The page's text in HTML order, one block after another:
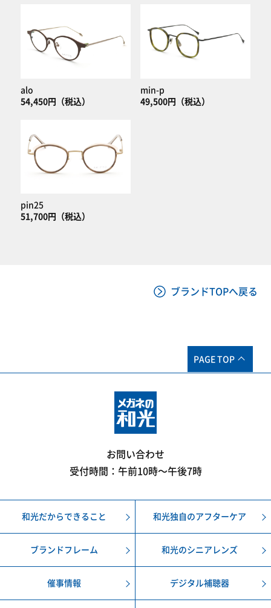
alo
54,450円（税込）
min-p
49,500円（税込）
pin25
51,700円（税込）
ブランドTOPへ戻る
PAGE TOP
お問い合わせ
受付時間：午前10時〜午後7時
和光だからできること 和光独自のアフターケア
ブランドフレーム 和光のシニアレンズ
催事情報 デジタル補聴器